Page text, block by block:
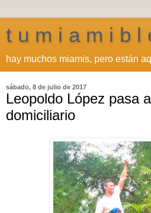
t u m i a m i b l
hay muchos miamis, pero están
sábado, 8 de julio de 2017
Leopoldo López pasa
domiciliario